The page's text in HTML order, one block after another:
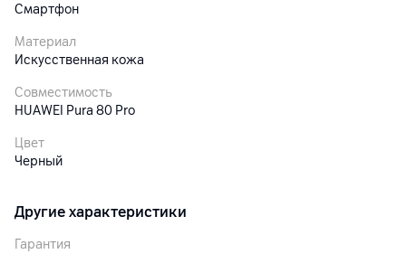
Смартфон
Материал
Искусственная кожа
Совместимость
HUAWEI Pura 80 Pro
Цвет
Черный
Другие характеристики
Гарантия